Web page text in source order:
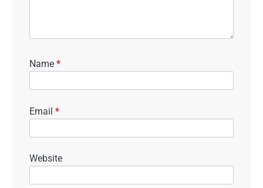
Name *
Email *
Website